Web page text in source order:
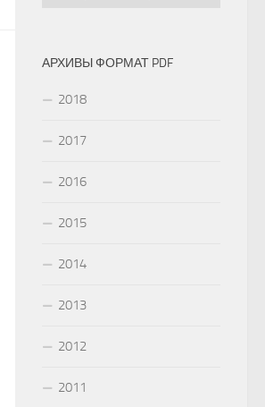
АРХИВЫ ФОРМАТ PDF
2018
2017
2016
2015
2014
2013
2012
2011